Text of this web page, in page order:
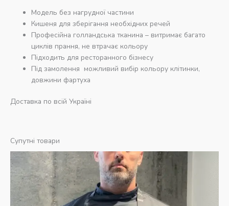
Модель без нагрудної частини
Кишеня для зберігання необхідних речей
Професійна голландська тканина – витримає багато
циклів прання, не втрачає кольору
Підходить для ресторанного бізнесу
Під замолення можливий вибір кольору клітинки,
довжини фартуха
Доставка по всій Україні
Супутні товари